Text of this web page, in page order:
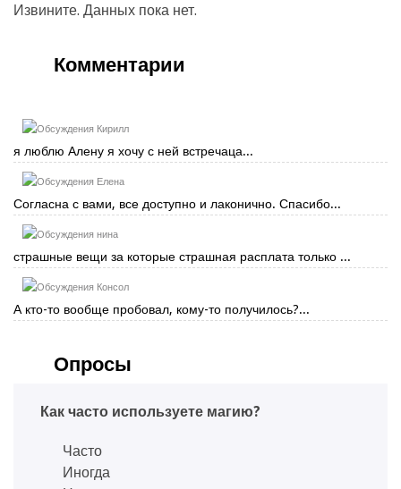
Извините. Данных пока нет.
Комментарии
Кирилл
я люблю Алену я хочу с ней встречаца...
Елена
Согласна с вами, все доступно и лаконично. Спасибо...
нина
страшные вещи за которые страшная расплата только ...
Консол
А кто-то вообще пробовал, кому-то получилось?...
Опросы
Как часто используете магию?
Часто
Иногда